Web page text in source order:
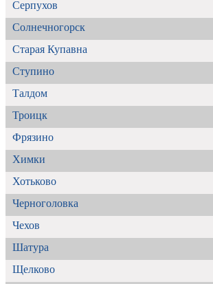
Серпухов
Солнечногорск
Старая Купавна
Ступино
Талдом
Троицк
Фрязино
Химки
Хотьково
Черноголовка
Чехов
Шатура
Щелково